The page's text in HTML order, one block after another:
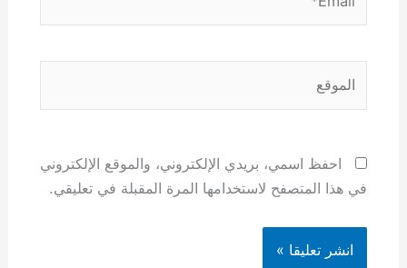
احفظ اسمي، بريدي الإلكتروني، والموقع الإلكتروني
في هذا المتصفح لاستخدامها المرة المقبلة في تعليقي.